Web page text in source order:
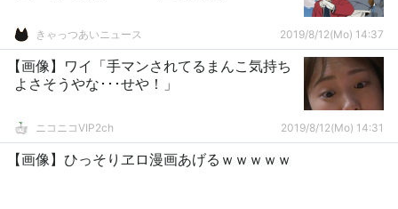
きゃっつあいニュース 2019/8/12(Mo) 14:37
【画像】ワイ「手マンされてるまんこ気持ち
よさそうやな･･･せや！」
ニコニコVIP2ch 2019/8/12(Mo) 14:31
【画像】ひっそりヱロ漫画あげるｗｗｗｗｗ